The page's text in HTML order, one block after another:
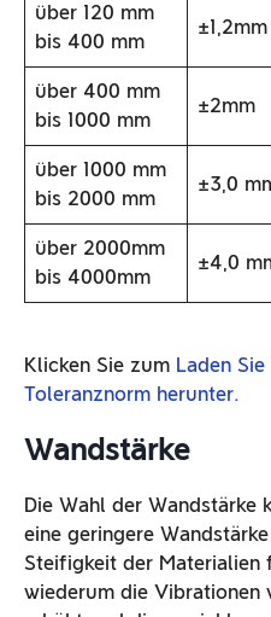
über 120 mm
bis 400 mm
±1,2mm
über 400 mm
bis 1000 mm
±2mm
über 1000 mm
bis 2000 mm
±3,0
über 2000mm
bis 4000mm
±4,0
Klicken Sie zum Laden
Toleranznorm herunter.
Wandstärke
Die Wahl der Wandstärke
eine geringere
Steifigkeit der Materialien
wiederum die Vibrationen